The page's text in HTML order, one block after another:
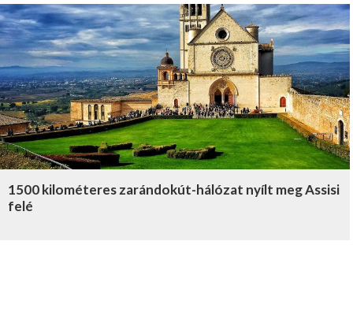
1500 kilométeres zarándokút-hálózat nyílt meg Assisi
felé